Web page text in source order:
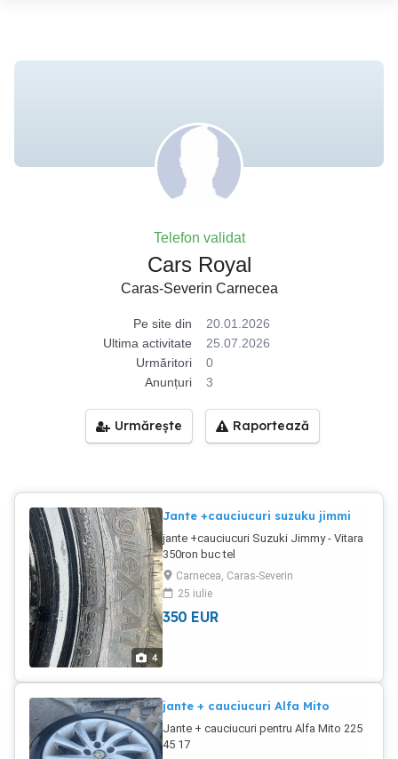
Telefon validat
Cars Royal
Caras-Severin Carnecea
Pe site din
20.01.2026
Ultima activitate
25.07.2026
Urmăritori
0
Anunțuri
3
Urmărește Raportează
4
Jante +cauciucuri suzuku jimmi
jante +cauciucuri Suzuki Jimmy - Vitara
350ron buc tel
Carnecea, Caras-Severin
25 iulie
350 EUR
jante + cauciucuri Alfa Mito
Jante + cauciucuri pentru Alfa Mito 225
45 17